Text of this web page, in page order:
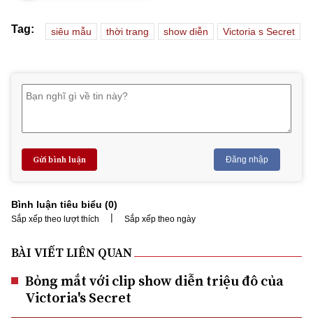
Tag: siêu mẫu thời trang show diễn Victoria s Secret
Gửi bình luận Đăng nhập
Bình luận tiêu biểu (0)
Sắp xếp theo lượt thích | Sắp xếp theo ngày
BÀI VIẾT LIÊN QUAN
Bỏng mắt với clip show diễn triệu đô của
Victoria's Secret